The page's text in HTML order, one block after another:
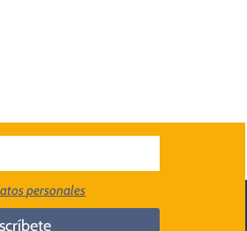
personales